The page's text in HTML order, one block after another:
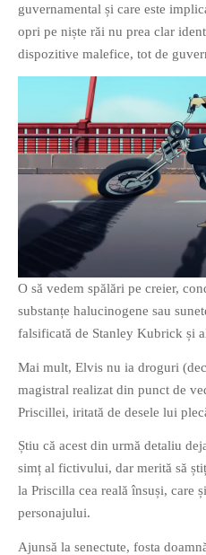
guvernamental și care este
opri pe niște răi nu prea clar
dispozitive malefice, tot de
O să vedem spălări pe creier,
substanțe halucinogene sau
falsificată de Stanley Kubrick și
Mai mult, Elvis nu ia droguri
magistral realizat din punct de
Priscillei, iritată de desele lui
Știu că acest din urmă detaliu
simț al fictivului, dar merită să
la Priscilla cea reală însuși, care
personajului.
Ajunsă la senectute, fosta